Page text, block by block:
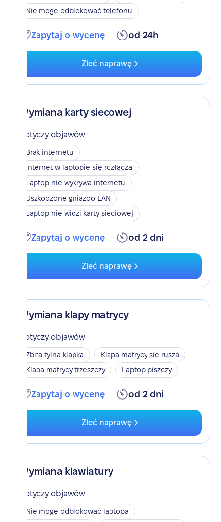
Nie mogę odblokować telefonu
Zapytaj o wycenę od 24h
Zleć naprawę
Wymiana karty siecowej
Dotyczy objawów
Brak internetu
Internet w laptopie się rozłącza
Laptop nie wykrywa internetu
Uszkodzone gniazdo LAN
Laptop nie widzi karty sieciowej
Zapytaj o wycenę od 2 dni
Zleć naprawę
Wymiana klapy matrycy
Dotyczy objawów
Zbita tylna klapka
Klapa matrycy się rusza
Klapa matrycy trzeszczy
Laptop piszczy
Zapytaj o wycenę od 2 dni
Zleć naprawę
Wymiana klawiatury
Dotyczy objawów
Nie mogę odblokować laptopa